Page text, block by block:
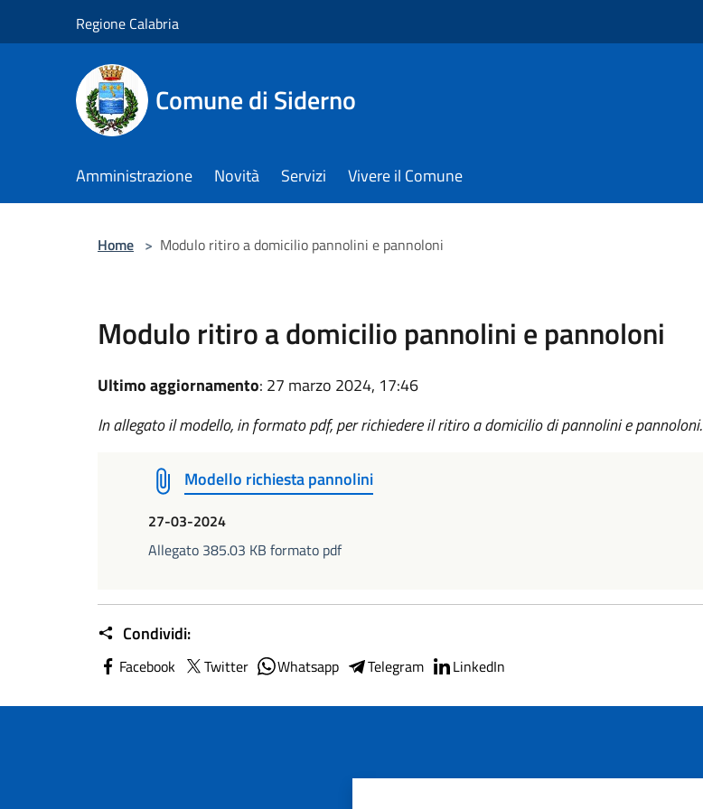
Regione Calabria
Comune di Siderno
Amministrazione Novità Servizi Vivere il Comune
Home > Modulo ritiro a domicilio pannolini e pannoloni
Modulo ritiro a domicilio pannolini e pannoloni
Ultimo aggiornamento: 27 marzo 2024, 17:46
In allegato il modello, in formato pdf, per richiedere il ritiro a domicilio di pannolini e pannoloni.
Modello richiesta pannolini
27-03-2024
Allegato 385.03 KB formato pdf
Condividi:
Facebook Twitter Whatsapp Telegram LinkedIn